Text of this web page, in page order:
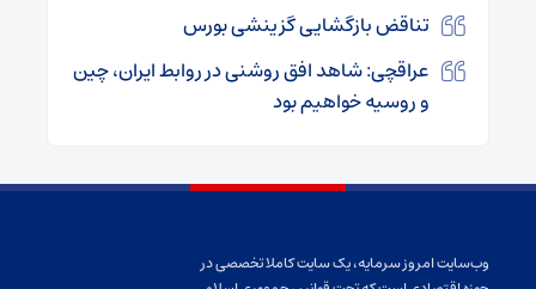
تناقض بازگشایی گزینشی بورس
عراقچی: شاهد افق روشنی در روابط ایران، چین
و روسیه خواهیم بود
وب‌سایت امروز سرمایه، یک سایت کاملا تخصصی در